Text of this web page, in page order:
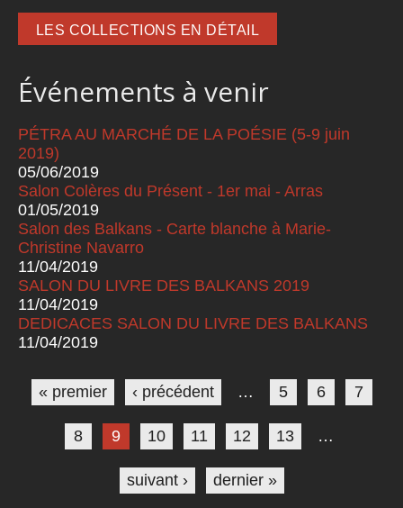
LES COLLECTIONS EN DÉTAIL
Événements à venir
PÉTRA AU MARCHÉ DE LA POÉSIE (5-9 juin
2019)
05/06/2019
Salon Colères du Présent - 1er mai - Arras
01/05/2019
Salon des Balkans - Carte blanche à Marie-
Christine Navarro
11/04/2019
SALON DU LIVRE DES BALKANS 2019
11/04/2019
DEDICACES SALON DU LIVRE DES BALKANS
11/04/2019
Pages
« premier ‹ précédent … 5 6 7
8 9 10 11 12 13 …
suivant › dernier »